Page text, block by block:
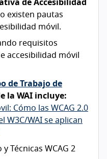
de Accesibilidad
existen pautas
móvil.
requisitos
accesibilidad móvil
de Trabajo de
la WAI incluye:
Cómo las WCAG 2.0
W3C/WAI se aplican
Técnicas WCAG 2